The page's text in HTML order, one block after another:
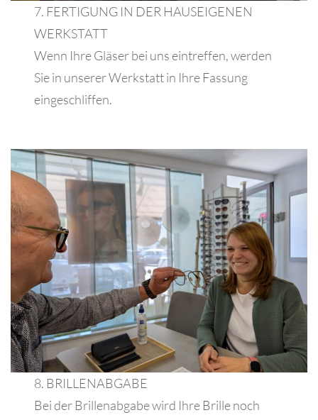
7. FERTIGUNG IN DER HAUSEIGENEN
WERKSTATT
Wenn Ihre Gläser bei uns eintreffen, werden
Sie in unserer Werkstatt in Ihre Fassung
eingeschliffen.
8. BRILLENABGABE
Bei der Brillenabgabe wird Ihre Brille noch